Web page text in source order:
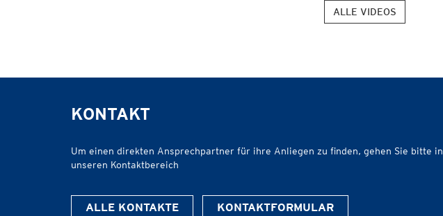
ALLE VIDEOS
KONTAKT
Um einen direkten Ansprechpartner für ihre Anliegen zu finden, gehen Sie bitte in
unseren Kontaktbereich
ALLE KONTAKTE KONTAKTFORMULAR